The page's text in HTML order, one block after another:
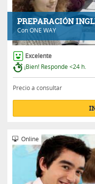
PREPARACIÓN
ConONE WAY
Excelente
¡Bien! Responde <24 h.
Precio a consultar
Online